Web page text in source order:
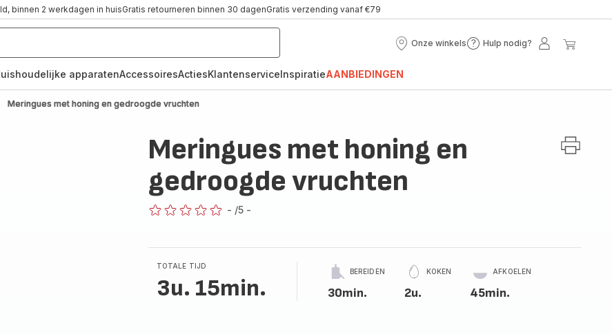
binnen 2 werkdagen in huisGratis retourneren binnen 30 dagenGratis verzending vanaf €79
Onze winkels
Onze
Hulp nodig?
Hulp
Mijn
apparatenAccessoiresActiesKlantenserviceInspiratieAANBIEDINGEN
Meringues met honing en gedroogde vruchten
Meringues met honing en
gedroogde vruchten
- /5 -
TOTALE TIJD
3u. 15min.
BEREIDEN
30min.
KOKEN
2u.
AFKOELEN
45min.